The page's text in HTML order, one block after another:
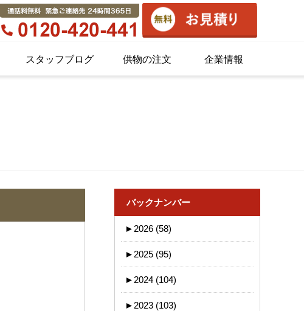
スタッフブログ 供物の注文 企業情報
バックナンバー
► 2026 (58)
► 2025 (95)
► 2024 (104)
► 2023 (103)